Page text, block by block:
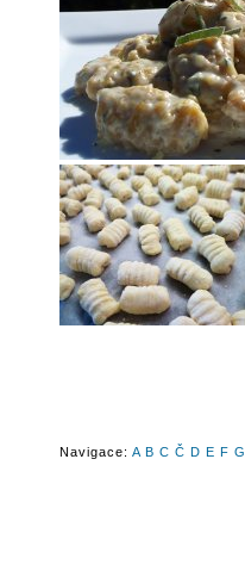
Navigace: A B C Č D E F G